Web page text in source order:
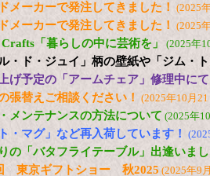
メーカーで発注してきました！ (2025
メーカーで発注してきました！ (2025
「暮らしの中に芸術を」 (2025年
ル・ド・ジュイ」柄の壁紙や「ジム・
げ予定の「アームチェア」修理中にて
張替えご相談ください！ (2025年10月
メンテナンスの方法について (2025年
・マグ」など再入荷しています！
の「バタフライテーブル」出逢いま
東京ギフトショー 秋2025 (2025年9